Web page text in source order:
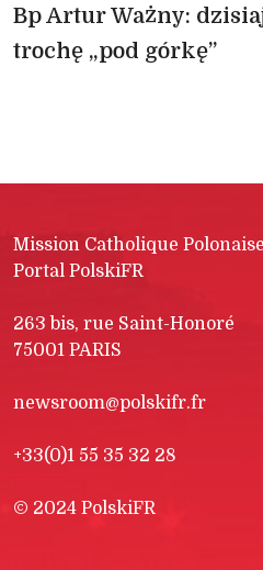
Bp Artur Ważny:
trochę „pod górkę”
Mission Catholique
Portal PolskiFR
263 bis, rue Saint-Honoré
75001 PARIS
newsroom@polskifr.fr
+33(0)1 55 35 32 28
© 2024 PolskiFR